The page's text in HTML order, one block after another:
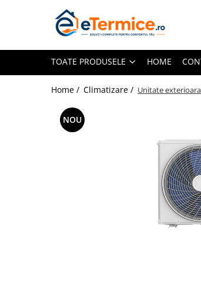
Toate Produsele
Climatizare
Ventiloconvector
Aparate aer conditionat multi-split
Aparate aer conditionat
TOATE PRODUSELE HOME
Home / Climatizare / Unitate
NOU